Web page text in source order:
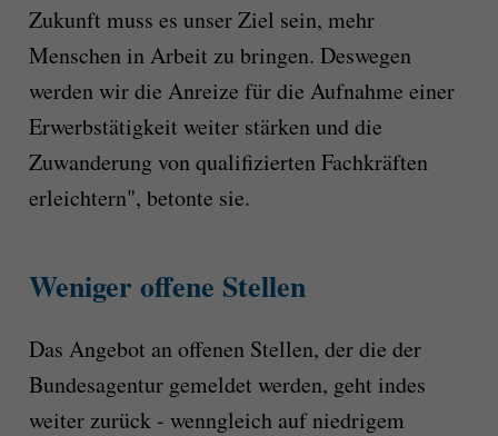
Zukunft muss es unser Ziel sein, mehr
Menschen in Arbeit zu bringen. Deswegen
werden wir die Anreize für die Aufnahme einer
Erwerbstätigkeit weiter stärken und die
Zuwanderung von qualifizierten Fachkräften
erleichtern", betonte sie.
Weniger offene Stellen
Das Angebot an offenen Stellen, der die der
Bundesagentur gemeldet werden, geht indes
weiter zurück - wenngleich auf niedrigem